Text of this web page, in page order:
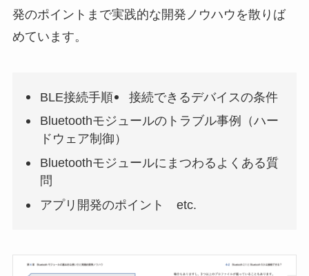
発のポイントまで実践的な開発ノウハウを散りば
めています。
BLE接続手順
接続できるデバイスの条件
Bluetoothモジュールのトラブル事例（ハー
ドウェア制御）
Bluetoothモジュールにまつわるよくある質
問
アプリ開発のポイント etc.